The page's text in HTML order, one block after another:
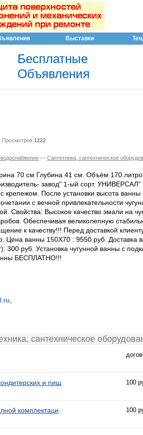
Выставки
Бесплатные
Объявления
Просмотров 1222
— Сантехника, сантехническое
70 см Глубина 41 см. Объём 170
завод" 1-ый сорт. УНИВЕРСАЛ" г.
крепежом. После установки высота ванны
с вечной привлекательности
Свойства: Высокое качество эмали на
Обеспечивая великолепную
к качеству!!! Перед доставкой
Цена ванны 150Х70 : 9550 руб. Доставка
300 руб. Установка чугунной ванны с
БЕСПЛАТНО!!!
сантехническое
и пищ 100
комплектаци 100